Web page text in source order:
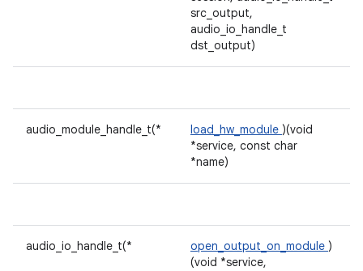
src_output,
audio_io_handle_t
dst_output)
audio_module_handle_t(* load_hw_module )(void
*service, const char
*name)
audio_io_handle_t(* open_output_on_module )
(void *service,